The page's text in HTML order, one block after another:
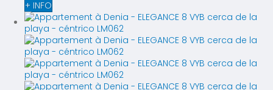
+ INFO